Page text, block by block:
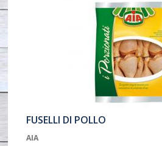
FUSELLI DI POLLO
AIA